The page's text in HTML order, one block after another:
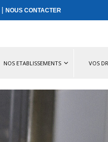
|NOUS CONTACTER
NOS ETABLISSEMENTS VOS